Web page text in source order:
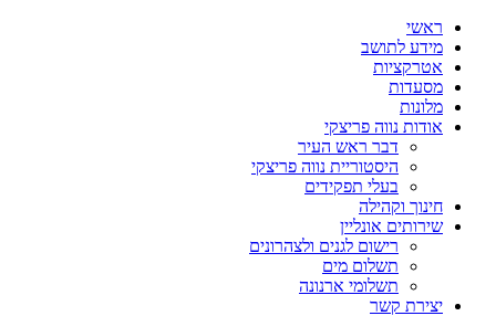
ראשי
מידע לתושב
אטרקציות
מסעדות
מלונות
אודות נווה פריצקי
דבר ראש העיר
היסטוריית נווה פריצקי
בעלי תפקידים
חינוך וקהילה
שירותים אונליין
רישום לגנים ולצהרונים
תשלום מים
תשלומי ארנונה
יצירת קשר